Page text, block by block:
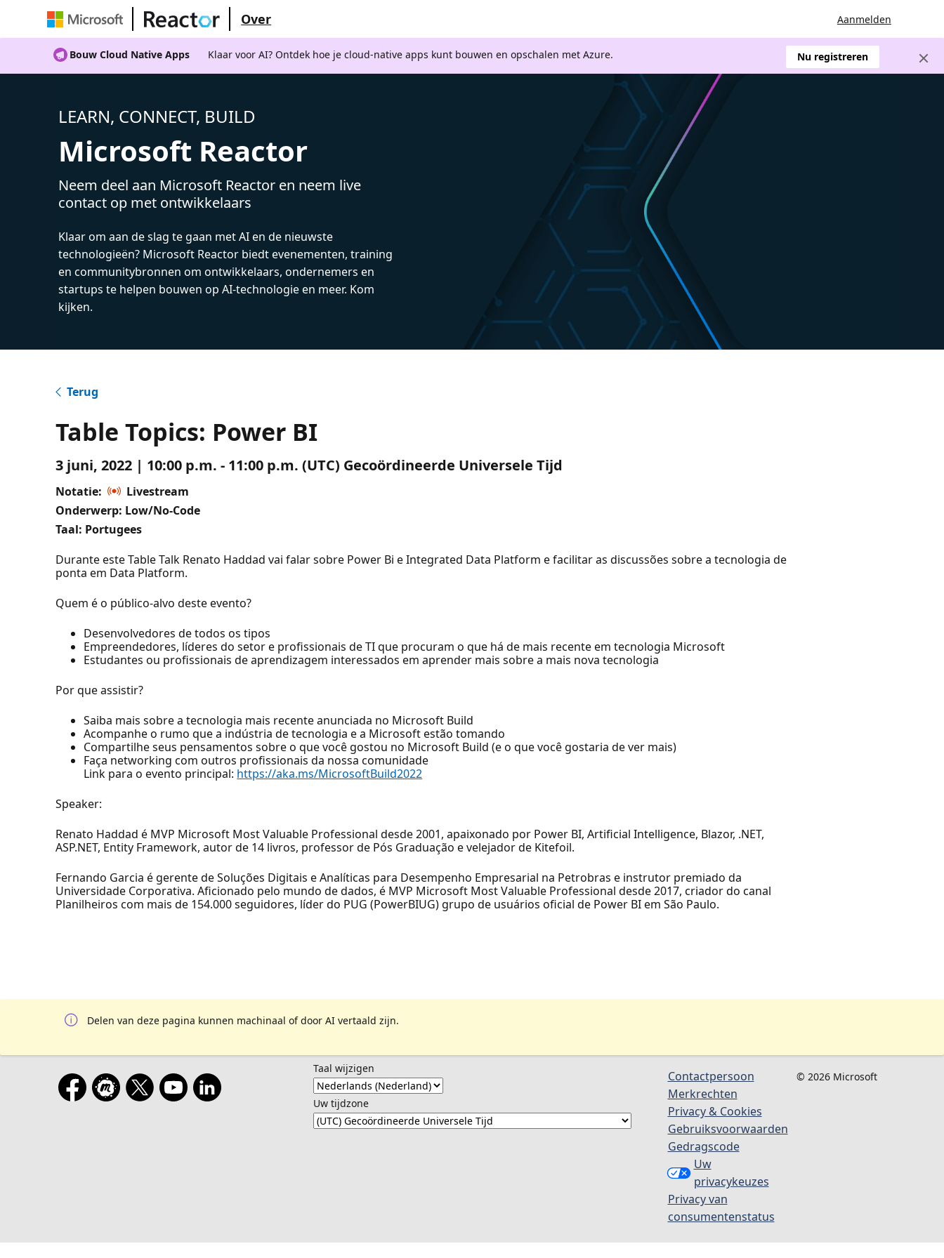
Over Aanmelden
Bouw Cloud Native Apps Klaar voor AI? Ontdek hoe je cloud-native apps kunt bouwen en opschalen met Azure. Nu registreren
LEARN, CONNECT, BUILD
Microsoft Reactor
Neem deel aan Microsoft Reactor en neem live
contact op met ontwikkelaars
Klaar om aan de slag te gaan met AI en de nieuwste
technologieën? Microsoft Reactor biedt evenementen, training
en communitybronnen om ontwikkelaars, ondernemers en
startups te helpen bouwen op AI-technologie en meer. Kom
kijken.
Terug
Table Topics: Power BI
3 juni, 2022 | 10:00 p.m. - 11:00 p.m. (UTC) Gecoördineerde Universele Tijd
Notatie:
Livestream
Onderwerp: Low/No-Code
Taal: Portugees
Durante este Table Talk Renato Haddad vai falar sobre Power Bi e Integrated Data Platform e facilitar as discussões sobre a tecnologia de
ponta em Data Platform.
Quem é o público-alvo deste evento?
Desenvolvedores de todos os tipos
Empreendedores, líderes do setor e profissionais de TI que procuram o que há de mais recente em tecnologia Microsoft
Estudantes ou profissionais de aprendizagem interessados em aprender mais sobre a mais nova tecnologia
Por que assistir?
Saiba mais sobre a tecnologia mais recente anunciada no Microsoft Build
Acompanhe o rumo que a indústria de tecnologia e a Microsoft estão tomando
Compartilhe seus pensamentos sobre o que você gostou no Microsoft Build (e o que você gostaria de ver mais)
Faça networking com outros profissionais da nossa comunidade
Link para o evento principal: https://aka.ms/MicrosoftBuild2022
Speaker:
Renato Haddad é MVP Microsoft Most Valuable Professional desde 2001, apaixonado por Power BI, Artificial Intelligence, Blazor, .NET,
ASP.NET, Entity Framework, autor de 14 livros, professor de Pós Graduação e velejador de Kitefoil.
Fernando Garcia é gerente de Soluções Digitais e Analíticas para Desempenho Empresarial na Petrobras e instrutor premiado da
Universidade Corporativa. Aficionado pelo mundo de dados, é MVP Microsoft Most Valuable Professional desde 2017, criador do canal
Planilheiros com mais de 154.000 seguidores, líder do PUG (PowerBIUG) grupo de usuários oficial de Power BI em São Paulo.
Delen van deze pagina kunnen machinaal of door AI vertaald zijn.
Taal wijzigen
Uw tijdzone
Contactpersoon
Merkrechten
Privacy & Cookies
Gebruiksvoorwaarden
Gedragscode
Uw
privacykeuzes
Privacy van
consumentenstatus
© 2026 Microsoft